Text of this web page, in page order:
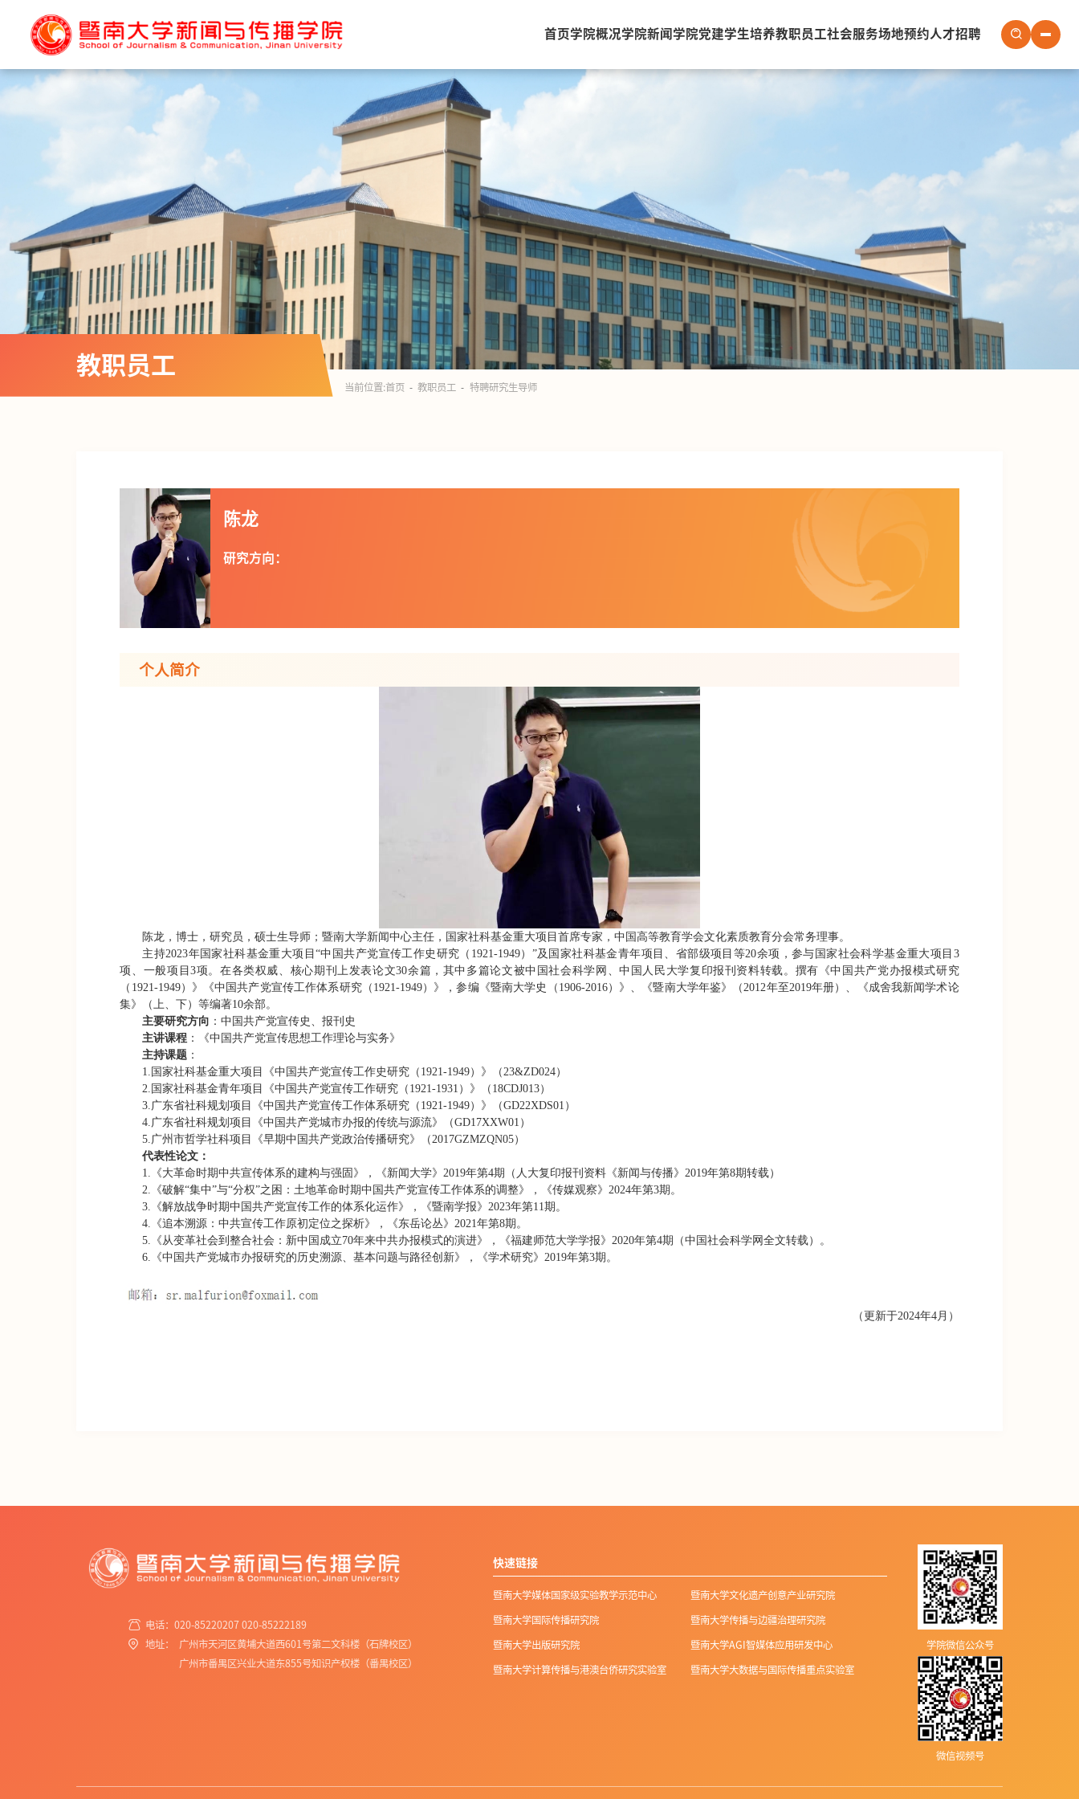
首页学院概况学院新闻学院党建学生培养教职员工社会服务场地预约人才招聘
学院概况
研究院简介
系所简介
部校共建
学院党建 学生培养
网络与新媒体系
口语传播系
国际传播研究中心
国际传播研究院
出版研究院
特聘研究生导师
行政教辅
在站博士后
教职员工
当前位置:首页 教职员工 特聘研究生导师
陈龙
研究方向：
个人简介
陈龙，博士，研究员，硕士生导师；暨南大学新闻中心主任，国家社科基金重大项目首席专家，中国高等教育学会文化素质教育分会常务理事。
主持2023年国家社科基金重大项目“中国共产党宣传工作史研究（ 1921-1949）”及国家社科基金青年项目、省部级项目等20余项，参与国家社会科学基金重大项目 3
项、一般项目3项。在各类权威、核心期刊上发表论文30余篇，其中多篇论文被中国社会科学网、中国人民大学复印报刊资料转载。撰有《中国共产党办报模式研究
（ 1921-1949）》《中国共产党宣传工作体系研究（1921-1949）》，参编《暨南大学史（1906-2016）》、《暨南大学年鉴》（2012年至2019年册）、《成舍我新闻学术论
集》（上、下）等编著10余部。
主要研究方向 ：中国共产党宣传史、报刊史
主讲课程 ：《中国共产党宣传思想工作理论与实务》
主持课题 ：
1.国家社科基金重大项目《中国共产党宣传工作史研究（1921-1949）》（23&ZD024）
2.国家社科基金青年项目《中国共产党宣传工作研究（1921-1931）》（18CDJ013）
3.广东省社科规划项目《中国共产党宣传工作体系研究（1921-1949）》（GD22XDS01）
4.广东省社科规划项目《中国共产党城市办报的传统与源流》（GD17XXW01）
5.广州市哲学社科项目《早期中国共产党政治传播研究》（2017GZMZQN05）
代表性论文：
1. 《大革命时期中共宣传体系的建构与强固》，《新闻大学》2019年第4期（人大复印报刊资料《新闻与传播》2019年第8期转载）
2. 《破解“集中”与“分权”之困：土地革命时期中国共产党宣传工作体系的调整》，《传媒观察》2024年第3期。
3. 《解放战争时期中国共产党宣传工作的体系化运作》，《暨南学报》2023年第11期。
4. 《追本溯源：中共宣传工作原初定位之探析》，《东岳论丛》2021年第8期。
5. 《从变革社会到整合社会：新中国成立70年来中共办报模式的演进》，《福建师范大学学报》2020年第4期（中国社会科学网全文转载）。
6. 《中国共产党城市办报研究的历史溯源、基本问题与路径创新》，《学术研究》2019年第3期。
（更新于2024年4月）
电话：020-85220207 020-85222189
地址：
广州市天河区黄埔大道西601号第二文科楼（石牌校区）
广州市番禺区兴业大道东855号知识产权楼（番禺校区）
快速链接
暨南大学媒体国家级实验教学示范中心 暨南大学文化遗产创意产业研究院
暨南大学国际传播研究院 暨南大学传播与边疆治理研究院
暨南大学出版研究院 暨南大学AGI智媒体应用研发中心
暨南大学计算传播与港澳台侨研究实验室 暨南大学大数据与国际传播重点实验室
学院微信公众号
微信视频号